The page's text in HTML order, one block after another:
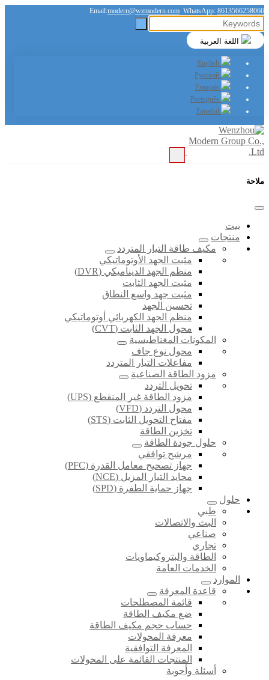
Email:modern@wzmodern.com WhatsApp: 8613566258066
ملاحة
بيت
منتجات
مكيف طاقة التيار المتردد
مثبت الجهد الأوتوماتيكي
منظم الجهد الديناميكي (DVR)
مثبت الجهد الثابت
مثبت جهد واسع النطاق
تحسين الجهد
منظم الجهد الكهربائي أوتوماتيكي
محول الجهد الثابت (CVT)
المكونات المغناطيسية
محول نوع جاف
مفاعلات التيار المتردد
مزود الطاقة الصناعية
تحويل التردد
مزود الطاقة غير المنقطع (UPS)
محول التردد (VFD)
مفتاح التحويل الثابت (STS)
تخزين الطاقة
حلول جودة الطاقة
مرشح توافقي
جهاز تصحيح معامل القدرة (PFC)
محايد التيار المزيل (NCE)
جهاز حماية الطفرة (SPD)
حلول
طبي
البث والاتصالات
صناعي
تجاري
الطاقة والبتروكيماويات
الخدمات العامة
الموارد
قاعدة المعرفة
قائمة المصطلحات
ضع مكيف الطاقة
حساب حجم مكيف الطاقة
معرفة المحولات
المعرفة التوافقية
المنتجات القائمة على المحولات
أسئلة وأجوبة